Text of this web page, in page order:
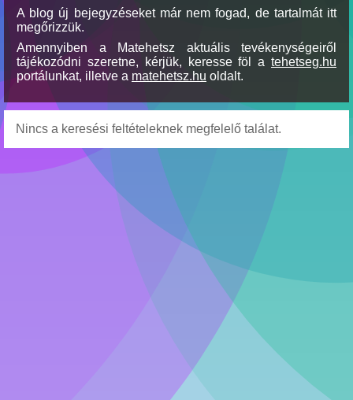
A blog új bejegyzéseket már nem fogad, de tartalmát itt
megőrizzük.
Amennyiben a Matehetsz aktuális tevékenységeiről
tájékozódni szeretne, kérjük, keresse föl a tehetseg.hu
portálunkat, illetve a matehetsz.hu oldalt.
Nincs a keresési feltételeknek megfelelő találat.